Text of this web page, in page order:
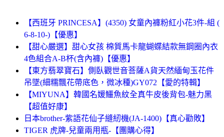
【西班牙 PRINCESA】(4350) 女童內褲粉紅小花3件-組 (
6-8-10-)【優惠】
【甜心嚴選】甜心女孩 棉質馬卡龍蝴蝶結款無鋼圈內衣
4色組合A-B杯(含內褲)【優惠】
【東方翡翠寶石】側臥觀世音菩薩A貨天然緬甸玉花件
吊墜(細糯飄花帶底色，微冰種)GY072【愛的特輯】
【MIYUNA】韓國名媛鱷魚紋全真牛皮後背包-魅力黑
【超值好康】
日本brother-紫語花仙子縫紉機(JA-1400)【真心勸敗】
TIGER 虎牌-兒童兩用瓶-【團購心得】